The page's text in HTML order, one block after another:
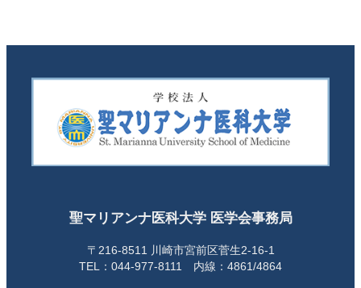
聖マリアンナ医科大学 医学会事務局
〒216-8511 川崎市宮前区菅生2-16-1
TEL：044-977-8111 内線：4861/4864